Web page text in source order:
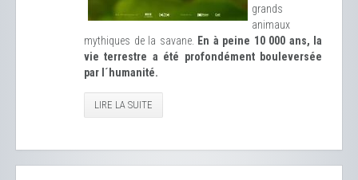
grands
animaux
mythiques de la savane.
En à peine 10 000 ans, la
vie terrestre a été profondément bouleversée
par l´humanité.
LIRE LA SUITE